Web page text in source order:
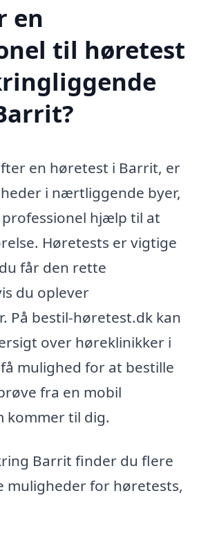
en
til høretest
en høretest i Barrit, er
i nærtliggende byer,
hjælp til at
Høretests er vigtige
får den rette
du oplever
På bestil-høretest.dk kan
over høreklinikker i
mulighed for at bestille
fra en mobil
kommer til dig.
Barrit finder du flere
muligheder for høretests,